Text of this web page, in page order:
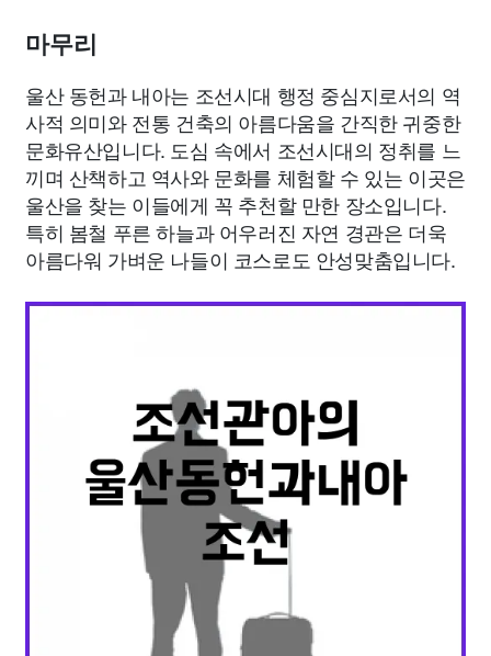
마무리
울산 동헌과 내아는 조선시대 행정 중심지로서의 역
사적 의미와 전통 건축의 아름다움을 간직한 귀중한
문화유산입니다. 도심 속에서 조선시대의 정취를 느
끼며 산책하고 역사와 문화를 체험할 수 있는 이곳은
울산을 찾는 이들에게 꼭 추천할 만한 장소입니다.
특히 봄철 푸른 하늘과 어우러진 자연 경관은 더욱
아름다워 가벼운 나들이 코스로도 안성맞춤입니다.